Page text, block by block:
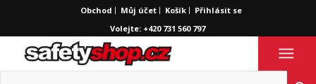
Obchod Můj účet Košík
Přihlásit se
Volejte: +420 731 560 797